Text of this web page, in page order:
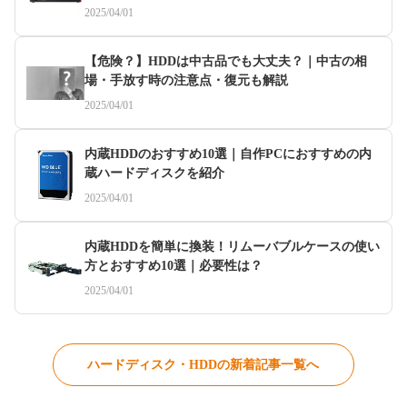
2025/04/01
【危険？】HDDは中古品でも大丈夫？｜中古の相
場・手放す時の注意点・復元も解説
2025/04/01
内蔵HDDのおすすめ10選｜自作PCにおすすめの内
蔵ハードディスクを紹介
2025/04/01
内蔵HDDを簡単に換装！リムーバブルケースの使い
方とおすすめ10選｜必要性は？
2025/04/01
ハードディスク・HDDの新着記事一覧へ